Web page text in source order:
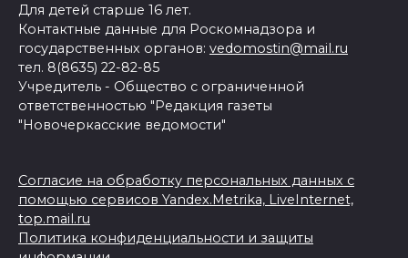
Для детей старше 16 лет.
Контактные данные для Роскомнадзора и
государственных органов: vedomostin@mail.ru
тел. 8(8635) 22-82-85
Учредитель - Общество с ограниченной
ответственностью "Редакция газеты
"Новочеркасские ведомости"
Согласие на обработку персональных данных с
помощью сервисов Yandex.Metrika, LiveInternet,
top.mail.ru
Политика конфиденциальности и защиты